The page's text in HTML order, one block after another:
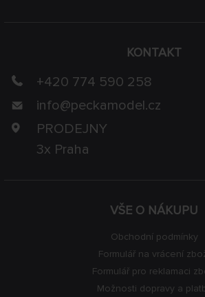
VŠE O NÁKUPU
Obchodní podmínky
Formulář na vrácení
Formulář pro reklamaci
Možnosti dopravy a
KONTAKT
+420 774 590 258
info@peckamodel.cz
PRODEJNY
3x Praha